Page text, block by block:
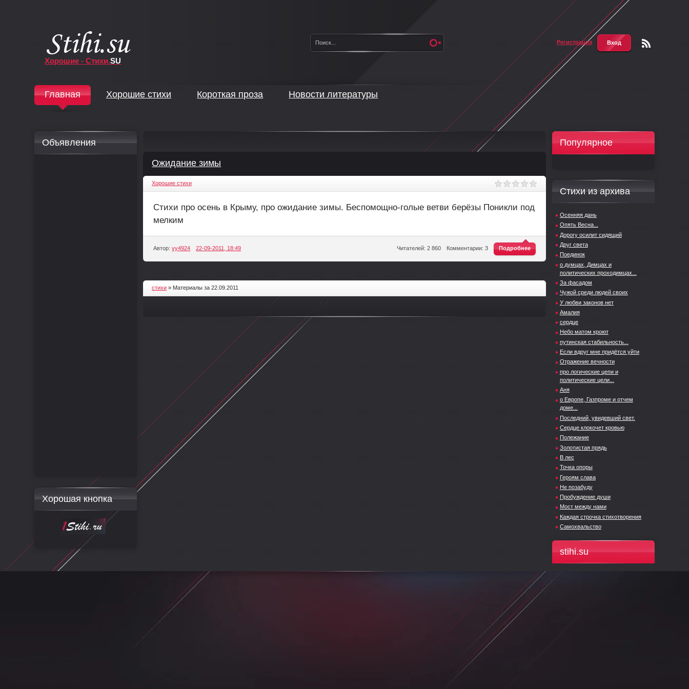
Хорошие - Стихи.SU
Регистрация Вход
Главная Хорошие стихи Короткая проза Новости литературы
Ожидание зимы
Хорошие стихи
Стихи про осень в Крыму, про ожидание зимы. Беспомощно-голые ветви берёзы Поникли под
мелким
Подробнее
Комментарии: 3
Читателей: 2 860
Автор:vy4924 22-09-2011, 18:49
стихи » Материалы за 22.09.2011
Популярное
Стихи из архива
Осенняя дань
Опять Весна...
Дорогу осилит сидящий
Друг света
Поединок
о думцах, Димцах и
политических проходимцах...
За фасадом
Чужой среди людей своих
У любви законов нет
Амалия
сердце
Небо матом кроют
путинская стабильность...
Если вдруг мне придётся уйти
Отражение вечности
про логические цепи и
политические цели...
Аня
о Европе, Газпроме и отчем
доме...
Последний, увидевший свет.
Сердце клокочет кровью
Полежание
Золотистая прядь
В лес
Точка опоры
Героям слава
Не позабуду
Пробуждение души
Мост между нами
Каждая строчка стихотворения
Самохвальство
stihi.su
Объявления
Хорошая кнопка